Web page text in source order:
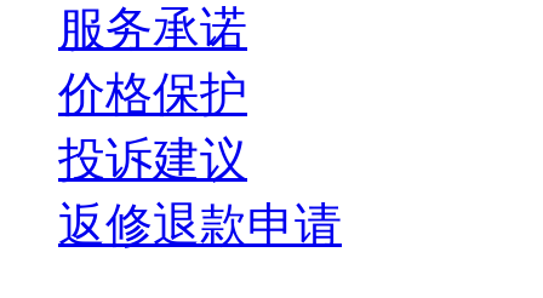
服务承诺
价格保护
投诉建议
返修退款申请